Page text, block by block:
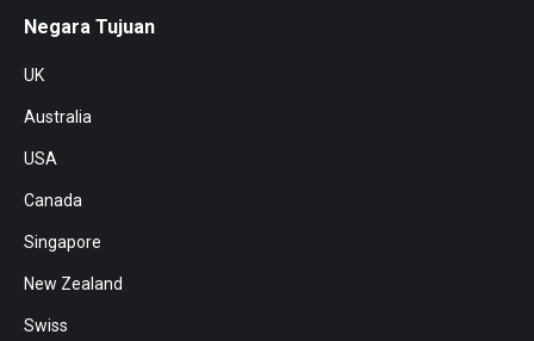
Negara Tujuan
UK
Australia
USA
Canada
Singapore
New Zealand
Swiss